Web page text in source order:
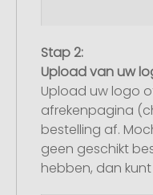
Stap 2:
Upload van uw
Upload uw logo
afrekenpagina
bestelling af.
geen geschikt
hebben, dan